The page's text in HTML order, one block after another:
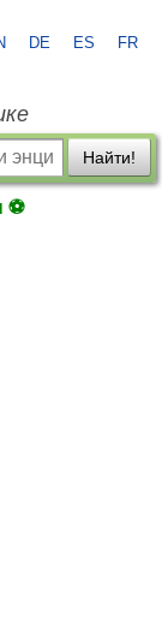
DE ES FR
Найти!
⚽